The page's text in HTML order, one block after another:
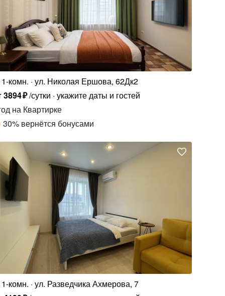
1-комн. ул. Николая Ершова, 62Дк2
3894₽/сутки укажите даты и гостей
на Квартирке
30% вернётся бонусами
1-комн. ул. Разведчика Ахмерова, 7